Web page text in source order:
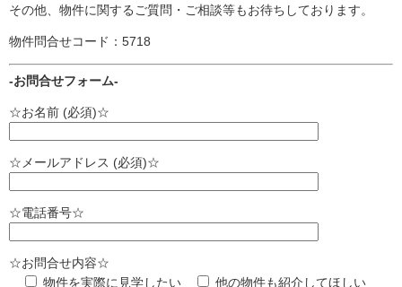
その他、物件に関するご質問・ご相談等もお待ちしております。
物件問合せコード：5718
-お問合せフォーム-
☆お名前 (必須)☆
☆メールアドレス (必須)☆
☆電話番号☆
☆お問合せ内容☆
物件を実際に見学したい
他の物件も紹介してほしい